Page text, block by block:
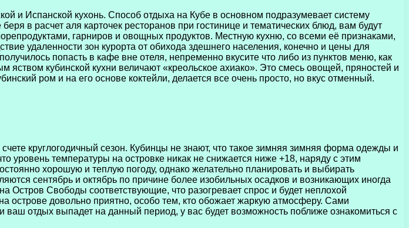
и Испанской кухонь. Способ отдыха на Кубе в основном подразумевает систему
в расчет аля карточек ресторанов при гостинице и тематических блюд, вам будут
гарниров и овощных продуктов. Местную кухню, со всеми её признаками,
удаленности зон курорта от обихода здешнего населения, конечно и цены для
попасть в кафе вне отеля, непременно вкусите что либо из пунктов меню, как
яством кубинской кухни величают «креольское ахиако». Это смесь овощей, пряностей и
ром и на его основе коктейли, делается все очень просто, но вкус отменный.
круглогодичный сезон. Кубинцы не знают, что такое зимняя зимняя форма одежды и
уровень температуры на островке никак не снижается ниже +18, наряду с этим
хорошую и теплую погоду, однако желательно планировать и выбирать
сентябрь и октябрь по причине более изобильных осадков и возникающих иногда
Остров Свободы соответствующие, что разогревает спрос и будет неплохой
острове довольно приятно, особо тем, кто обожает жаркую атмосферу. Сами
отдых выпадет на данный период, у вас будет возможность поближе ознакомиться с